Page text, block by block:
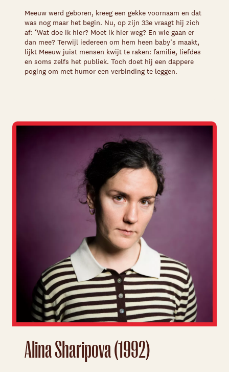
Meeuw werd geboren, kreeg een gekke voornaam en dat
was nog maar het begin. Nu, op zijn 33e vraagt hij zich
af: ‘Wat doe ik hier? Moet ik hier weg? En wie gaan er
dan mee? Terwijl iedereen om hem heen baby’s maakt,
lijkt Meeuw juist mensen kwijt te raken: familie, liefdes
en soms zelfs het publiek. Toch doet hij een dappere
poging om met humor een verbinding te leggen.
Alina Sharipova (1992)